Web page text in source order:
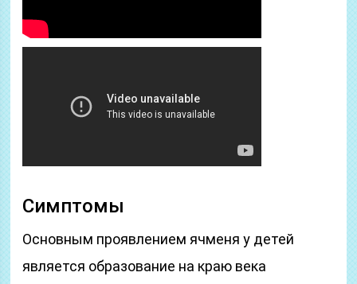
Симптомы
Основным проявлением ячменя у детей
является образование на краю века